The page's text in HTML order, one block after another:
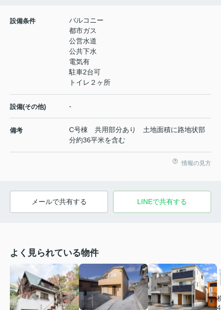
設備条件
バルコニー
都市ガス
公営水道
公共下水
電気有
駐車2台可
トイレ２ヶ所
設備(その他) -
備考
C号棟 共用部分あり 土地面積に路地状部
分約36平米を含む
情報の見方
メールで共有する LINEで共有する
よく見られている物件